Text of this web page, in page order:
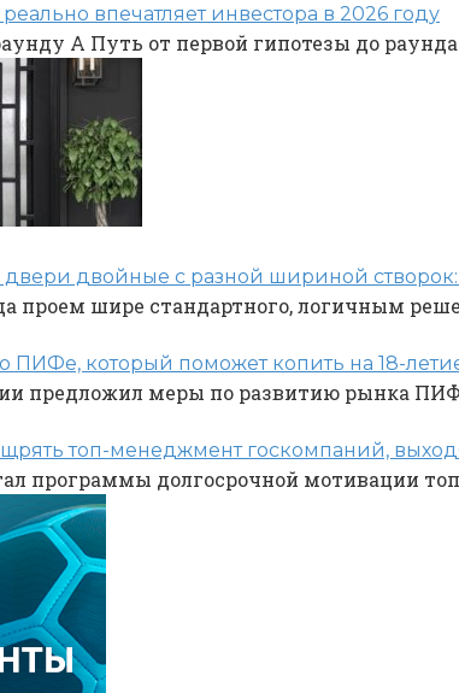
впечатляет инвестора в 2026 году
A Путь от первой гипотезы до
двойные с разной шириной створок:
проем шире стандартного, логичным
ПИФе, который поможет копить на 18-
предложил меры по развитию рынка
топ-менеджмент госкомпаний,
программы долгосрочной мотивации